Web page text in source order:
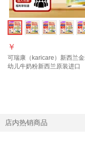
￥
可瑞康（karicare）新西兰
幼儿牛奶粉新西兰原装进口
店内热销商品